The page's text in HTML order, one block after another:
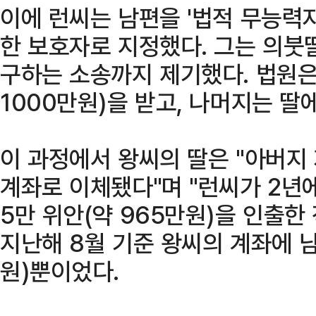
이에 런씨는 남편을 '법적 무능력
한 보호자로 지정했다. 그는 의
구하는 소송까지 제기했다. 법원
1000만원)을 받고, 나머지는 딸
이 과정에서 왕씨의 딸은 "아버
계좌로 이체됐다"며 "런씨가 2년
5만 위안(약 965만원)을 인출한
지난해 8월 기준 왕씨의 계좌에
원)뿐이었다.